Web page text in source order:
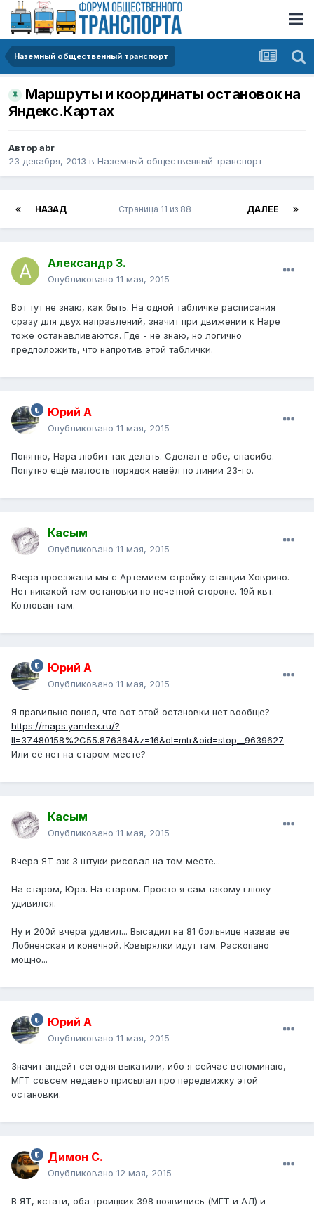
Наземный общественный транспорт
Маршруты и координаты остановок на
Яндекс.Картах
Авторabr
23 декабря, 2013 в Наземный общественный транспорт
НАЗАД ДАЛЕЕ
Страница 11 из 88
Александр З.
Опубликовано 11 мая, 2015
Вот тут не знаю, как быть. На одной табличке расписания
сразу для двух направлений, значит при движении к Наре
тоже останавливаются. Где - не знаю, но логично
предположить, что напротив этой таблички.
Юрий А
Опубликовано 11 мая, 2015
Понятно, Нара любит так делать. Сделал в обе, спасибо.
Попутно ещё малость порядок навёл по линии 23-го.
Касым
Опубликовано 11 мая, 2015
Вчера проезжали мы с Артемием стройку станции Ховрино.
Нет никакой там остановки по нечетной стороне. 19й квт.
Котлован там.
Юрий А
Опубликовано 11 мая, 2015
Я правильно понял, что вот этой остановки нет вообще?
https://maps.yandex.ru/?
ll=37.480158%2C55.876364&z=16&ol=mtr&oid=stop__9639627
Или её нет на старом месте?
Касым
Опубликовано 11 мая, 2015
Вчера ЯТ аж 3 штуки рисовал на том месте...
На старом, Юра. На старом. Просто я сам такому глюку
удивился.
Ну и 200й вчера удивил... Высадил на 81 больнице назвав ее
Лобненская и конечной. Ковырялки идут там. Раскопано
мощно...
Юрий А
Опубликовано 11 мая, 2015
Значит апдейт сегодня выкатили, ибо я сейчас вспоминаю,
МГТ совсем недавно присылал про передвижку этой
остановки.
Димон С.
Опубликовано 12 мая, 2015
В ЯТ, кстати, оба троицких 398 появились (МГТ и АЛ) и